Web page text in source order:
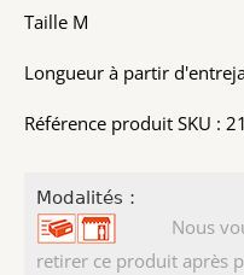
Taille M
Longueur à partir
Référence produit SKU :
Modalités :
Nous
retirer ce produit après